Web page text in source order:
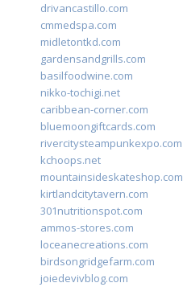
drivancastillo.com
cmmedspa.com
midletontkd.com
gardensandgrills.com
basilfoodwine.com
nikko-tochigi.net
caribbean-corner.com
bluemoongiftcards.com
rivercitysteampunkexpo.com
kchoops.net
mountainsideskateshop.com
kirtlandcitytavern.com
301nutritionspot.com
ammos-stores.com
loceanecreations.com
birdsongridgefarm.com
joiedevivblog.com